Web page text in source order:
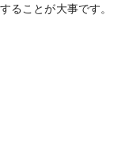
ることが大事です。